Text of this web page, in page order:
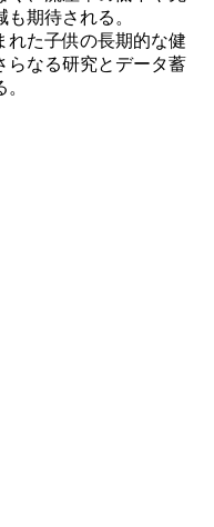
期待される。
れた子供の長期的な健
らなる研究とデータ蓄